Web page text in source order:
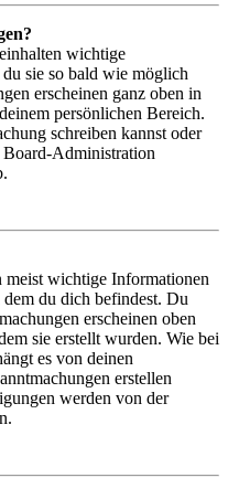
wichtige
sie so bald wie möglich
erscheinen ganz oben in
persönlichen Bereich.
schreiben kannst oder
Administration
meist wichtige Informationen
du dich befindest. Du
erscheinen oben
sie erstellt wurden. Wie bei
es von deinen
erstellen
werden von der